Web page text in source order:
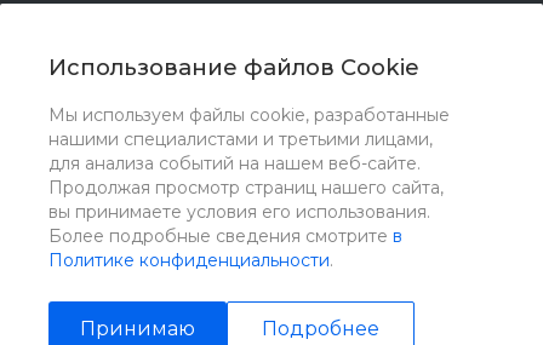
Использование файлов Cookie
Мы используем файлы cookie, разработанные
нашими специалистами и третьими лицами,
для анализа событий на нашем веб-сайте.
Продолжая просмотр страниц нашего сайта,
вы принимаете условия его использования.
Более подробные сведения смотрите в
Политике конфиденциальности.
Принимаю Подробнее
Мы в соц. сетях